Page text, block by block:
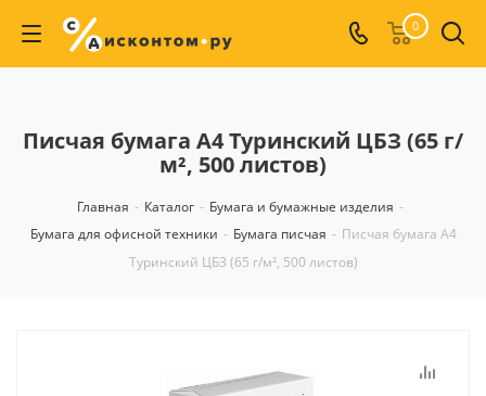
0
Писчая бумага А4 Туринский ЦБЗ (65 г/
м², 500 листов)
Главная - Каталог - Бумага и бумажные изделия -
Бумага для офисной техники - Бумага писчая - Писчая бумага А4
Туринский ЦБЗ (65 г/м², 500 листов)